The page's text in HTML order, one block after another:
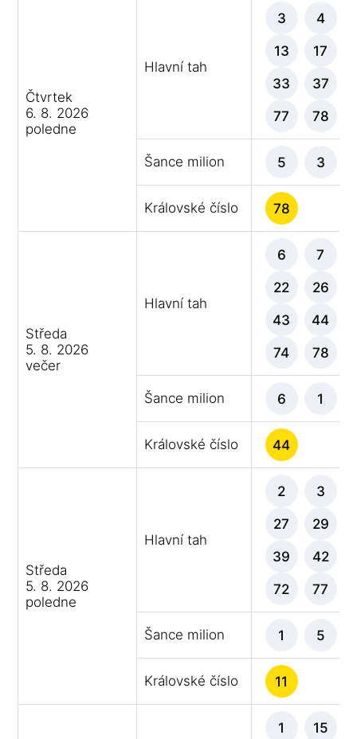
Čtvrtek
6. 8. 2026
poledne
Hlavní tah
3 4
13 17
33 37
77 78
Šance milion 5 3
Královské číslo 78
Středa
5. 8. 2026
večer
Hlavní tah
6 7
22 26
43 44
74 78
Šance milion 6 1
Královské číslo 44
Středa
5. 8. 2026
poledne
Hlavní tah
2 3
27 29
39 42
72 77
Šance milion 1 5
Královské číslo 11
1 15